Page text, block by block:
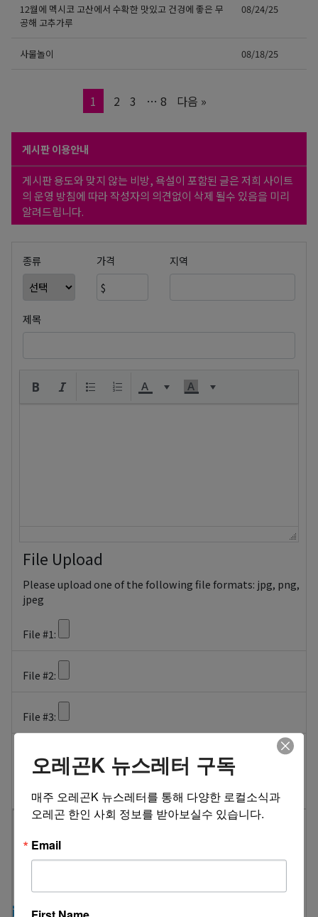
12월에 멕시코 고산에서 수확한 맛있고 건겅에 좋은 무
공해 고추가루
08/24/25
사물놀이 08/18/25
Page
1 Page
2 Page
3 … Page
8 다음 »
게시판 이용안내
게시판 용도와 맞지 않는 비방, 욕설이 포함된 글은 저희 사이트
의 운영 방침에 따라 작성자의 의견없이 삭제 될수 있음을 미리
알려드립니다.
종류 가격 지역
제목
File Upload
Please upload one of the following file formats: jpg, png,
jpeg
File #1:
File #2:
File #3:
POST
오레곤K 뉴스레터 구독
매주 오레곤K 뉴스레터를 통해 다양한 로컬소식과
오레곤 한인 사회 정보를 받아보실수 있습니다.
Email